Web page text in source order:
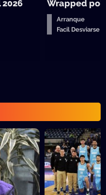
Wrapped
Arranque
Facil